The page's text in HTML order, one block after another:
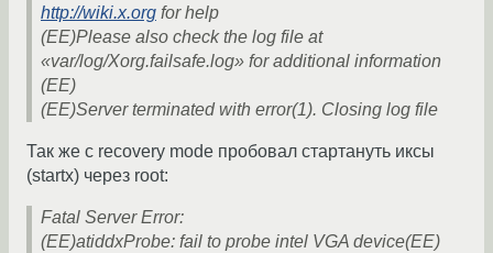
http://wiki.x.org for help
(EE)Please also check the log file at
«var/log/Xorg.failsafe.log» for additional information
(EE)
(EE)Server terminated with error(1). Closing log file
Так же с recovery mode пробовал стартануть иксы
(startx) через root:
Fatal Server Error:
(EE)atiddxProbe: fail to probe intel VGA device(EE)